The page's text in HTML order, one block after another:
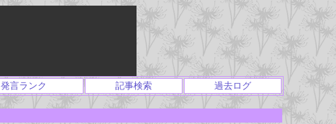
発言ランク 記事検索 過去ログ